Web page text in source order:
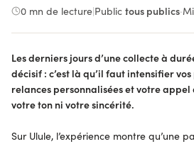
0 mn de lecture|Public :tous publics·
Les derniers jours d’une collecte à
décisif : c’est là qu’il faut intensifier
relances personnalisées et votre
votre ton ni votre sincérité.
Sur Ulule, l’expérience montre qu’une